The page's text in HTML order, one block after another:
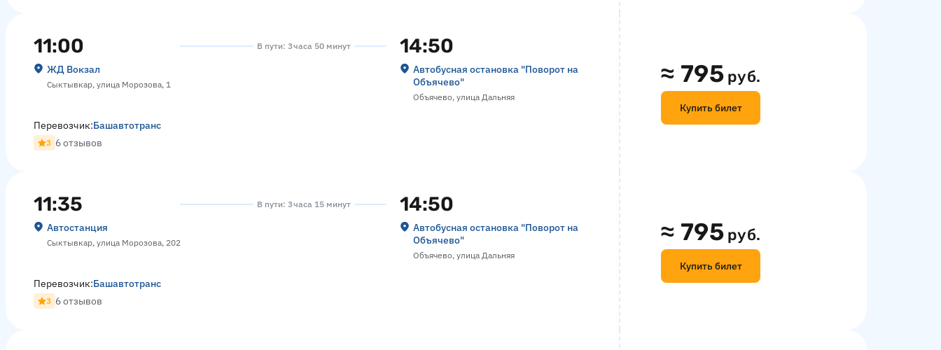
11:00
ЖД Вокзал
Сыктывкар, улица Морозова, 1
В пути: 3 часа 50 минут 14:50
Автобусная остановка "Поворот на
Объячево"
Объячево, улица Дальняя
≈ 795 руб.
Купить билет
Перевозчик:Башавтотранс
3 6 отзывов
11:35
Автостанция
Сыктывкар, улица Морозова, 202
В пути: 3 часа 15 минут 14:50
Автобусная остановка "Поворот на
Объячево"
Объячево, улица Дальняя
≈ 795 руб.
Купить билет
Перевозчик:Башавтотранс
3 6 отзывов